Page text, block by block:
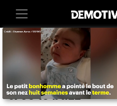
Societe
Ce bébé est né
crée le buzz